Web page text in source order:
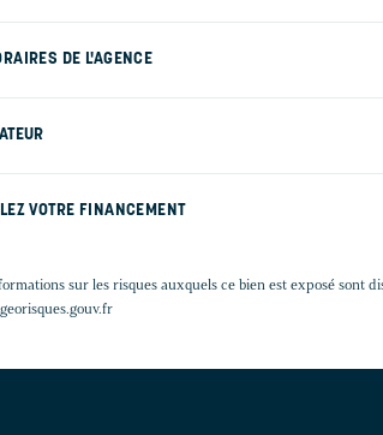
DE L'AGENCE
VOTRE FINANCEMENT
sur les risques auxquels ce bien est exposé sont